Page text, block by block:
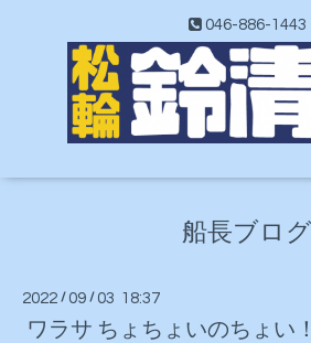
046-886-1443
船長ブログ
2022 / 09 / 03 18:37
ワラサ ちょちょいのちょい！